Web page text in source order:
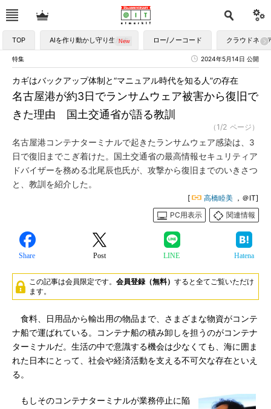
TOP AIを作り動かし守り生かす ロー/ノーコード クラウドネイ
特集 2024年5月14日 公開
名古屋港が約3日でランサムウェア被害から復旧で
きた理由 国土交通省が語る教訓
カギはバックアップ体制と“マニュアル時代を知る人”の存在
（1/2 ページ）
名古屋港コンテナターミナルで起きたランサムウェア感染は、3
日で復旧までこぎ着けた。国土交通省の最高情報セキュリティア
ドバイザーを務める北尾辰也氏が、攻撃から復旧までのいきさつ
と、教訓を紹介した。
[ 高橋睦美 ，＠IT]
PC用表示
関連情報
Share Post LINE Hatena
この記事は会員限定です。 会員登録（無料） すると全てご覧いただけ
ます。
食料、日用品から輸出用の物品まで、さまざまな物資がコンテ
ナ船で運ばれている。コンテナ船の積み卸しを担うのがコンテナ
ターミナルだ。生活の中で意識する機会は少なくても、海に囲ま
れた日本にとって、社会や経済活動を支える不可欠な存在といえ
る。
もしそのコンテナターミナルが業務停止に陥